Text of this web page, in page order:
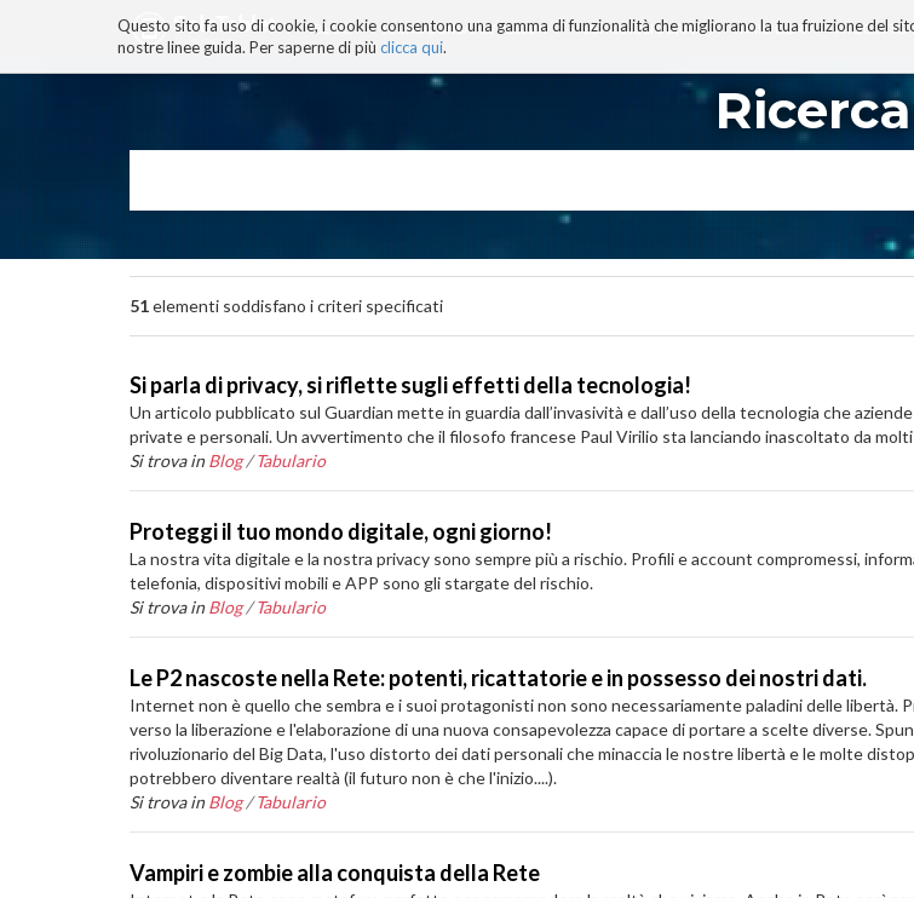
Questo sito fa uso di cookie, i cookie consentono una gamma di funzionalità che migliorano la tua fruizione del
nostre linee guida. Per saperne di più clicca qui.
BLOG TECNOCONSAPEVOLEZZA TECNOBIBLIOGRAFIA I MIEI LIBRI PROGETTO
navigazione
Ricerca
51elementi soddisfano i criteri specificati
Si parla di privacy, si riflette sugli effetti della tecnologia!
Un articolo pubblicato sul Guardian mette in guardia dall’invasività e dall’uso della tecnologia che
private e personali. Un avvertimento che il filosofo francese Paul Virilio sta lanciando inascoltato da
Si trova in Blog /Tabulario
Proteggi il tuo mondo digitale, ogni giorno!
La nostra vita digitale e la nostra privacy sono sempre più a rischio. Profili e account compromessi,
telefonia, dispositivi mobili e APP sono gli stargate del rischio.
Si trova in Blog /Tabulario
Le P2 nascoste nella Rete: potenti, ricattatorie e in possesso dei nostri dati.
Internet non è quello che sembra e i suoi protagonisti non sono necessariamente paladini delle libertà.
verso la liberazione e l'elaborazione di una nuova consapevolezza capace di portare a scelte diverse.
rivoluzionario del Big Data, l'uso distorto dei dati personali che minaccia le nostre libertà e le molte
potrebbero diventare realtà (il futuro non è che l'inizio....).
Si trova in Blog /Tabulario
Vampiri e zombie alla conquista della Rete